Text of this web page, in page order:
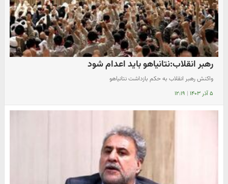
رهبر انقلاب:نتانیاهو باید اعدام شود
واکنش رهبر انقلاب به حکم بازداشت نتانیاهو
۵ آذر ۱۴۰۳ | ۱۲:۱۹